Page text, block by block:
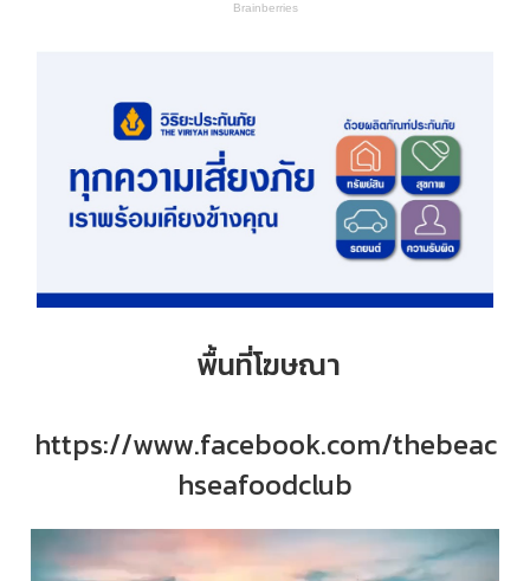
พื้นที่โฆษณา
https://www.facebook.com/thebeac
hseafoodclub